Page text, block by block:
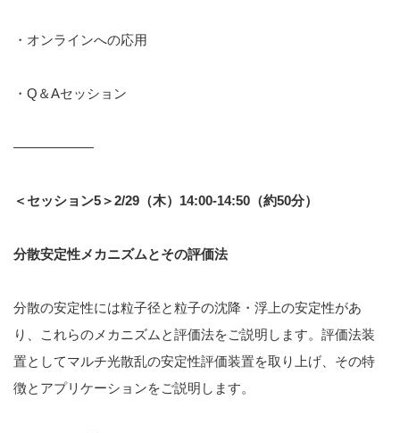
・オンラインへの応用
・Q＆Aセッション
——————
＜セッション5＞2/29（木）14:00-14:50（約50分）
分散安定性メカニズムとその評価法
分散の安定性には粒子径と粒子の沈降・浮上の安定性があ
り、これらのメカニズムと評価法をご説明します。評価法装
置としてマルチ光散乱の安定性評価装置を取り上げ、その特
徴とアプリケーションをご説明します。